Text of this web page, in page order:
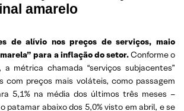
amarelo
de alívio nos preços de serviços, maio
para a inflação do setor.Conforme o
a métrica chamada “serviços subjacentes”
com preços mais voláteis, como passagem
5,1% na média dos últimos três meses –
patamar abaixo dos 5,0% visto em abril, e se